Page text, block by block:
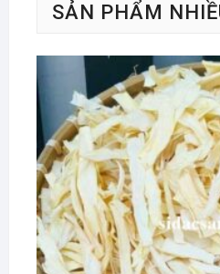
SẢN PHẨM